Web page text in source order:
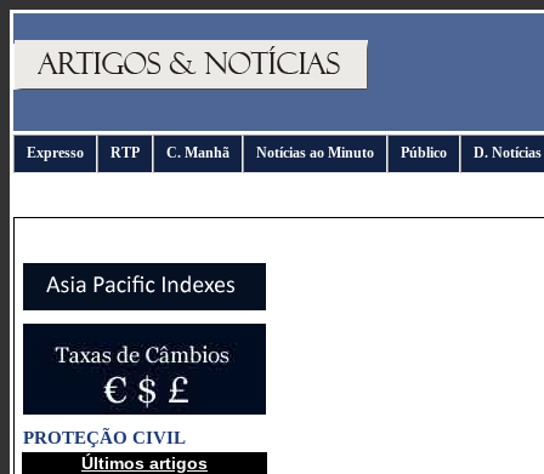
Expresso RTP C. Manhã Notícias ao Minuto Público D. Notícias
PROTEÇÃO CIVIL
Últimos artigos